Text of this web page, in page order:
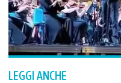
LEGGI ANCHE